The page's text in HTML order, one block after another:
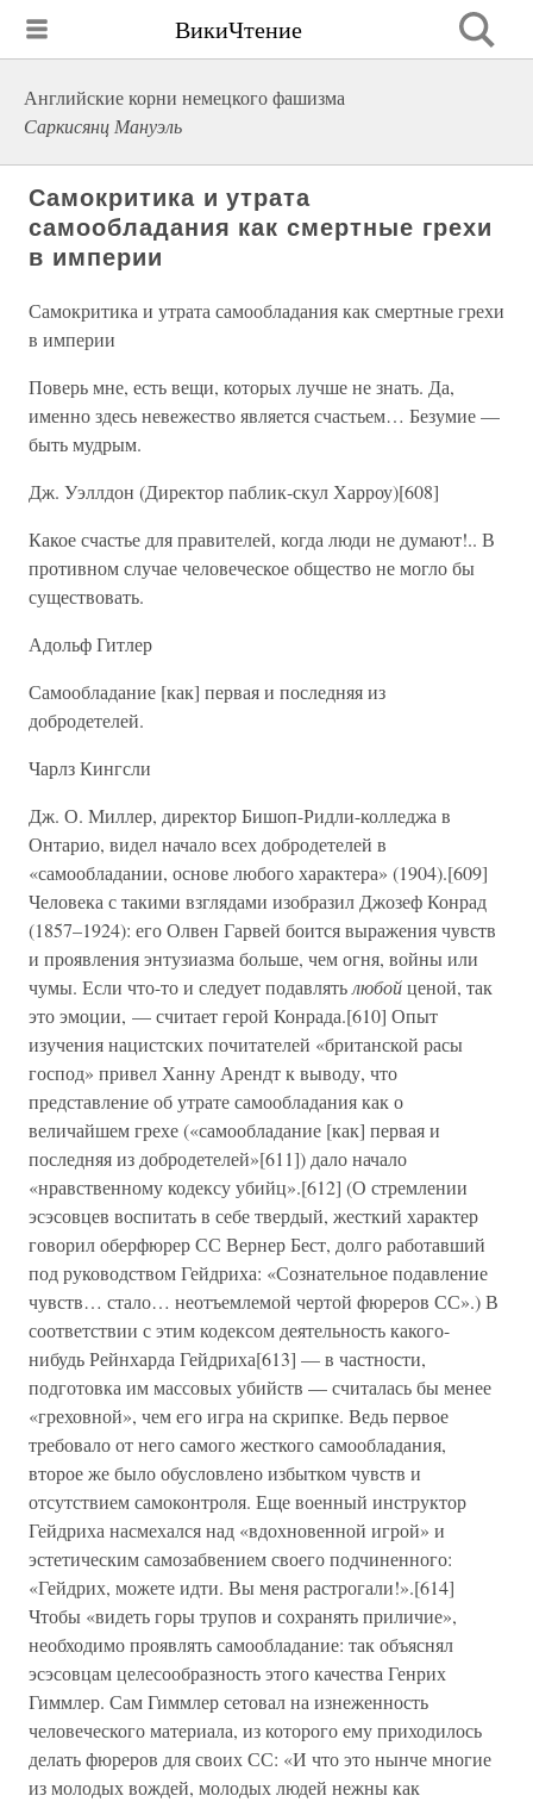
ВикиЧтение
Английские корни немецкого фашизма
Саркисянц Мануэль
Самокритика и утрата
самообладания как смертные грехи
в империи
Самокритика и утрата самообладания как смертные грехи
в империи
Поверь мне, есть вещи, которых лучше не знать. Да,
именно здесь невежество является счастьем… Безумие —
быть мудрым.
Дж. Уэллдон (Директор паблик-скул Харроу)[608]
Какое счастье для правителей, когда люди не думают!.. В
противном случае человеческое общество не могло бы
существовать.
Адольф Гитлер
Самообладание [как] первая и последняя из
добродетелей.
Чарлз Кингсли
Дж. О. Миллер, директор Бишоп-Ридли-колледжа в
Онтарио, видел начало всех добродетелей в
«самообладании, основе любого характера» (1904).[609]
Человека с такими взглядами изобразил Джозеф Конрад
(1857–1924): его Олвен Гарвей боится выражения чувств
и проявления энтузиазма больше, чем огня, войны или
чумы. Если что-то и следует подавлятьлюбойценой, так
это эмоции, — считает герой Конрада.[610] Опыт
изучения нацистских почитателей «британской расы
господ» привел Ханну Арендт к выводу, что
представление об утрате самообладания как о
величайшем грехе («самообладание [как] первая и
последняя из добродетелей»[611]) дало начало
«нравственному кодексу убийц».[612] (О стремлении
эсэсовцев воспитать в себе твердый, жесткий характер
говорил оберфюрер СС Вернер Бест, долго работавший
под руководством Гейдриха: «Сознательное подавление
чувств… стало… неотъемлемой чертой фюреров СС».) В
соответствии с этим кодексом деятельность какого-
нибудь Рейнхарда Гейдриха[613] — в частности,
подготовка им массовых убийств — считалась бы менее
«греховной», чем его игра на скрипке. Ведь первое
требовало от него самого жесткого самообладания,
второе же было обусловлено избытком чувств и
отсутствием самоконтроля. Еще военный инструктор
Гейдриха насмехался над «вдохновенной игрой» и
эстетическим самозабвением своего подчиненного:
«Гейдрих, можете идти. Вы меня растрогали!».[614]
Чтобы «видеть горы трупов и сохранять приличие»,
необходимо проявлять самообладание: так объяснял
эсэсовцам целесообразность этого качества Генрих
Гиммлер. Сам Гиммлер сетовал на изнеженность
человеческого материала, из которого ему приходилось
делать фюреров для своих СС: «И что это нынче многие
из молодых вождей, молодых людей нежны как